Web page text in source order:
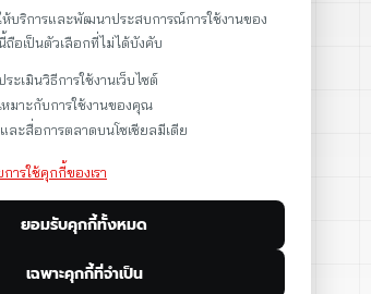
กล้า แขวงคลองสามประเวศ
ง กรุงเทพฯ 10520
Bangkok, Thailand 10520
วผู้เสียภาษี: 0105566170152
นที่
ห้บริการและพัฒนาประสบการณ์การใช้งานของ
อเป็นตัวเลือกที่ไม่ได้บังคับ
ะเมินวิธีการใช้งานเว็บไซต์
หมาะกับการใช้งานของคุณ
ละสื่อการตลาดบนโซเชียลมีเดีย
ารใช้คุกกี้ของเรา
ยอมรับคุกกี้ทั้งหมด
เฉพาะคุกกี้ที่จำเป็น